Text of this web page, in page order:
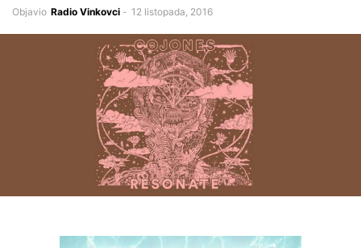
Objavio Radio Vinkovci - 12 listopada, 2016